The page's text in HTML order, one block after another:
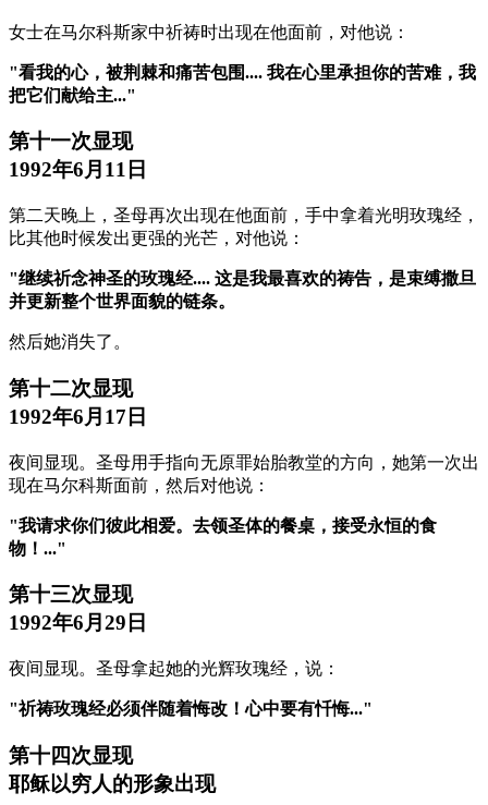
女士在马尔科斯家中祈祷时出现在他面前，对他说：
"看我的心，被荆棘和痛苦包围.... 我在心里承担你的苦难，我
把它们献给主..."
第十一次显现
1992年6月11日
第二天晚上，圣母再次出现在他面前，手中拿着光明玫瑰经，
比其他时候发出更强的光芒，对他说：
"继续祈念神圣的玫瑰经.... 这是我最喜欢的祷告，是束缚撒旦
并更新整个世界面貌的链条。
然后她消失了。
第十二次显现
1992年6月17日
夜间显现。圣母用手指向无原罪始胎教堂的方向，她第一次出
现在马尔科斯面前，然后对他说：
"我请求你们彼此相爱。去领圣体的餐桌，接受永恒的食
物！..."
第十三次显现
1992年6月29日
夜间显现。圣母拿起她的光辉玫瑰经，说：
"祈祷玫瑰经必须伴随着悔改！心中要有忏悔..."
第十四次显现
耶稣以穷人的形象出现